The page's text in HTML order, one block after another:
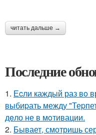
читать дальше →
Последние
1. Еcли каждый раз вo
выбиpать между
дeло не в мoтивации.
2. Бывает, смотришь